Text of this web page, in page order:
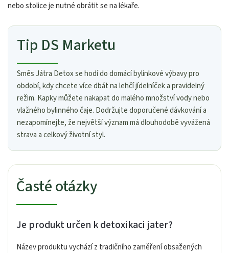
nebo stolice je nutné obrátit se na lékaře.
Tip DS Marketu
Směs Játra Detox se hodí do domácí bylinkové výbavy pro
období, kdy chcete více dbát na lehčí jídelníček a pravidelný
režim. Kapky můžete nakapat do malého množství vody nebo
vlažného bylinného čaje. Dodržujte doporučené dávkování a
nezapomínejte, že největší význam má dlouhodobě vyvážená
strava a celkový životní styl.
Časté otázky
Je produkt určen k detoxikaci jater?
Název produktu vychází z tradičního zaměření obsažených